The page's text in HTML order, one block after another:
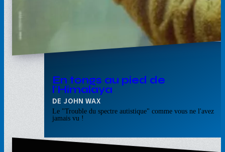
En tongs au pied de
l'Himalaya
JOHN WAX
Le "Trouble du spectre autistique" comme vous ne l'avez
jamais vu !